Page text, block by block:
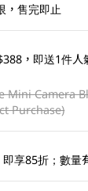
，售完即止
，即送1件人
Mini Camera
Purchase)
享85折；數量